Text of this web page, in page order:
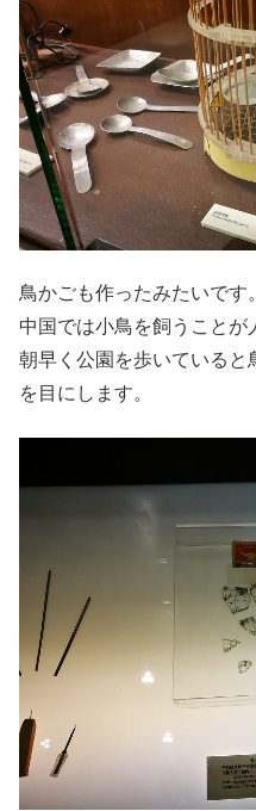
鳥かごも作ったみたいです。
中国では小鳥を飼うことが
朝早く公園を歩いている
を目にします。